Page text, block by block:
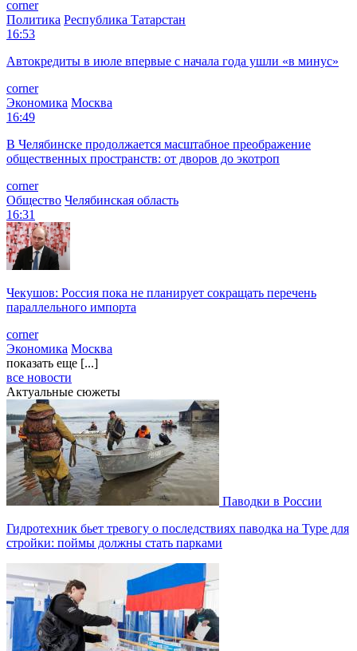
corner
Политика Республика Татарстан
16:53
Автокредиты в июле впервые с начала года ушли «в минус»
corner
Экономика Москва
16:49
В Челябинске продолжается масштабное преображение
общественных пространств: от дворов до экотроп
corner
Общество Челябинская область
16:31
Чекушов: Россия пока не планирует сокращать перечень
параллельного импорта
corner
Экономика Москва
показать еще [...]
все новости
Актуальные сюжеты
Паводки в России
Гидротехник бьет тревогу о последствиях паводка на Туре для
стройки: поймы должны стать парками